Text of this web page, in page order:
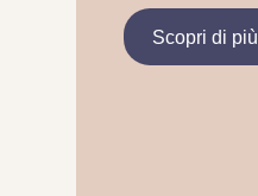
Scopri di più